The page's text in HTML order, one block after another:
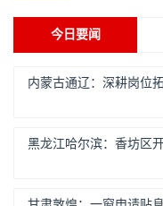
今日要闻
内蒙古通辽：深耕岗位
黑龙江哈尔滨：香坊区